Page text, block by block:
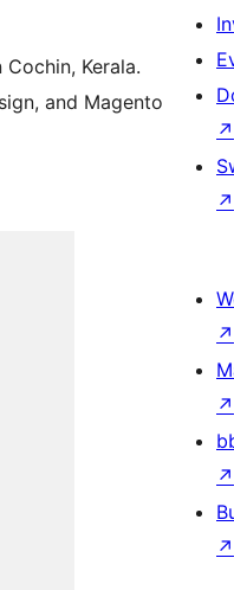
Kerala.
and Magento
↗
↗
↗
↗
↗
↗